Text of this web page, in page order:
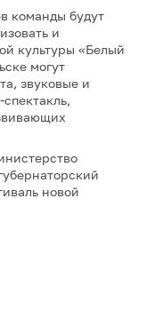
команды будут
и
культуры «Белый
могут
звуковые и
новой